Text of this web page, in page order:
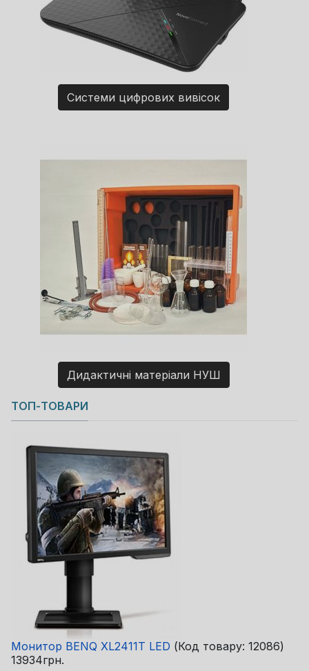
Системи цифрових вивісок
Дидактичні матеріали НУШ
Copyright MAXXmarketing GmbH
JoomShopping Download & Support
ТОП-ТОВАРИ
Монитор BENQ XL2411T LED (Код товару: 12086)
13934грн.